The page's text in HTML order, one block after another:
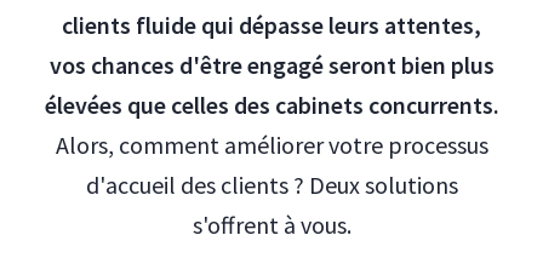
clients fluide qui dépasse leurs attentes,
vos chances d'être engagé seront bien plus
élevées que celles des cabinets concurrents.
Alors, comment améliorer votre processus
d'accueil des clients ? Deux solutions
s'offrent à vous.